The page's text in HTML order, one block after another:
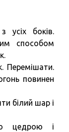
боків.
способом
Перемішати.
повинен
білий шар і
цедрою і